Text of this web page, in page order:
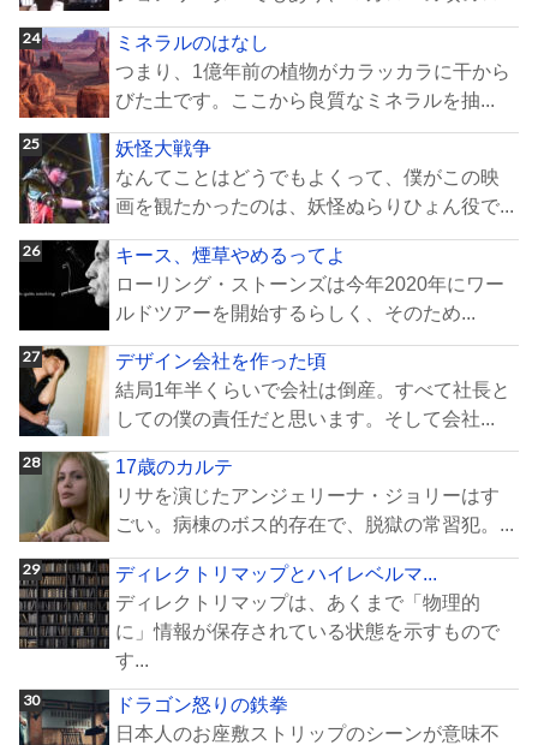
ミネラルのはなし
つまり、1億年前の植物がカラッカラに干から
びた土です。ここから良質なミネラルを抽...
妖怪大戦争
なんてことはどうでもよくって、僕がこの映
画を観たかったのは、妖怪ぬらりひょん役で...
キース、煙草やめるってよ
ローリング・ストーンズは今年2020年にワー
ルドツアーを開始するらしく、そのため...
デザイン会社を作った頃
結局1年半くらいで会社は倒産。すべて社長と
しての僕の責任だと思います。そして会社...
17歳のカルテ
リサを演じたアンジェリーナ・ジョリーはす
ごい。病棟のボス的存在で、脱獄の常習犯。...
ディレクトリマップとハイレベルマ...
ディレクトリマップは、あくまで「物理的
に」情報が保存されている状態を示すもので
す...
ドラゴン怒りの鉄拳
日本人のお座敷ストリップのシーンが意味不